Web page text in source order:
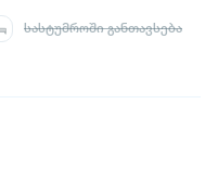
სასტუმროში განთავსება